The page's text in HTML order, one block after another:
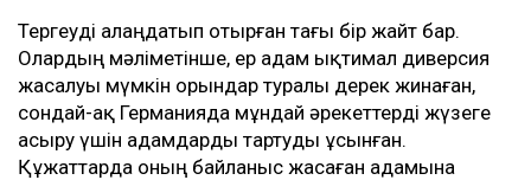
Тергеуді алаңдатып отырған тағы бір жайт бар.
Олардың мәліметінше, ер адам ықтимал диверсия
жасалуы мүмкін орындар туралы дерек жинаған,
сондай-ақ Германияда мұндай әрекеттерді жүзеге
асыру үшін адамдарды тартуды ұсынған.
Құжаттарда оның байланыс жасаған адамына